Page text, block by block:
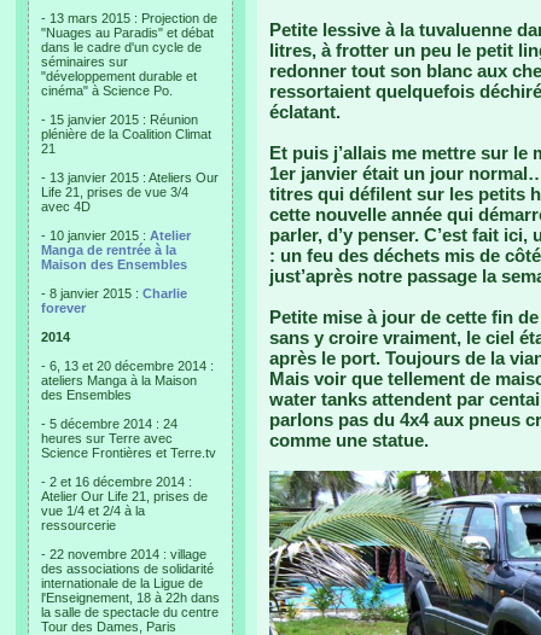
- 13 mars 2015 : Projection de
"Nuages au Paradis" et débat
dans le cadre d'un cycle de
séminaires sur
"développement durable et
cinéma" à Science Po.
- 15 janvier 2015 : Réunion
plénière de la Coalition Climat
21
- 13 janvier 2015 : Ateliers Our
Life 21, prises de vue 3/4
avec 4D
- 10 janvier 2015 : Atelier
Manga de rentrée à la
Maison des Ensembles
- 8 janvier 2015 : Charlie
forever
2014
- 6, 13 et 20 décembre 2014 :
ateliers Manga à la Maison
des Ensembles
- 5 décembre 2014 : 24
heures sur Terre avec
Science Frontières et Terre.tv
- 2 et 16 décembre 2014 :
Atelier Our Life 21, prises de
vue 1/4 et 2/4 à la
ressourcerie
- 22 novembre 2014 : village
des associations de solidarité
internationale de la Ligue de
l'Enseignement, 18 à 22h dans
la salle de spectacle du centre
Tour des Dames, Paris
Petite lessive à la tuvaluenne
litres, à frotter un peu le petit
redonner tout son blanc aux
ressortaient quelquefois
éclatant.
Et puis j’allais me mettre sur le
1er janvier était un jour
titres qui défilent sur les petits
cette nouvelle année qui
parler, d’y penser. C’est fait
: un feu des déchets mis de
just’après notre passage la
Petite mise à jour de cette fin
sans y croire vraiment, le ciel
après le port. Toujours de la
Mais voir que tellement de
water tanks attendent par
parlons pas du 4x4 aux pneus
comme une statue.